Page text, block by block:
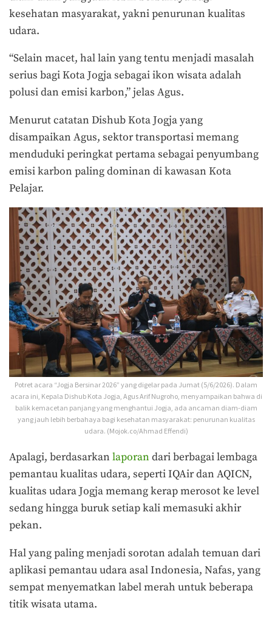
kesehatan masyarakat, yakni penurunan kualitas
udara.
“Selain macet, hal lain yang tentu menjadi masalah
serius bagi Kota Jogja sebagai ikon wisata adalah
polusi dan emisi karbon,” jelas Agus.
Menurut catatan Dishub Kota Jogja yang
disampaikan Agus, sektor transportasi memang
menduduki peringkat pertama sebagai penyumbang
emisi karbon paling dominan di kawasan Kota
Pelajar.
Potret acara “Jogja Bersinar 2026” yang digelar pada Jumat (5/6/2026). Dalam
acara ini, Kepala Dishub Kota Jogja, Agus Arif Nugroho, menyampaikan bahwa di
balik kemacetan panjang yang menghantui Jogja, ada ancaman diam-diam
yang jauh lebih berbahaya bagi kesehatan masyarakat: penurunan kualitas
udara. (Mojok.co/Ahmad Effendi)
Apalagi, berdasarkan laporan dari berbagai lembaga
pemantau kualitas udara, seperti IQAir dan AQICN,
kualitas udara Jogja memang kerap merosot ke level
sedang hingga buruk setiap kali memasuki akhir
pekan.
Hal yang paling menjadi sorotan adalah temuan dari
aplikasi pemantau udara asal Indonesia, Nafas, yang
sempat menyematkan label merah untuk beberapa
titik wisata utama.